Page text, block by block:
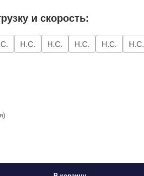
и скорость:
Н.С. Н.С. Н.С. Н.С. Н.С.